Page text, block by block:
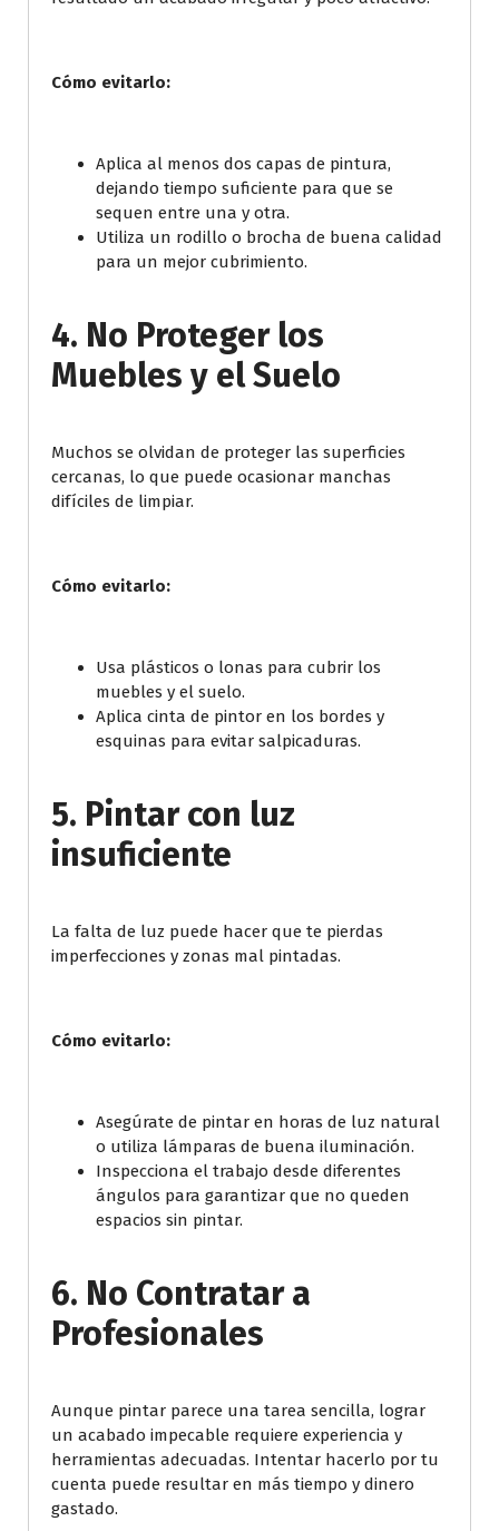
Cómo evitarlo:
Aplica al menos dos capas de pintura,
dejando tiempo suficiente para que se
sequen entre una y otra.
Utiliza un rodillo o brocha de buena calidad
para un mejor cubrimiento.
4. No Proteger los
Muebles y el Suelo
Muchos se olvidan de proteger las superficies
cercanas, lo que puede ocasionar manchas
difíciles de limpiar.
Cómo evitarlo:
Usa plásticos o lonas para cubrir los
muebles y el suelo.
Aplica cinta de pintor en los bordes y
esquinas para evitar salpicaduras.
5. Pintar con luz
insuficiente
La falta de luz puede hacer que te pierdas
imperfecciones y zonas mal pintadas.
Cómo evitarlo:
Asegúrate de pintar en horas de luz natural
o utiliza lámparas de buena iluminación.
Inspecciona el trabajo desde diferentes
ángulos para garantizar que no queden
espacios sin pintar.
6. No Contratar a
Profesionales
Aunque pintar parece una tarea sencilla, lograr
un acabado impecable requiere experiencia y
herramientas adecuadas. Intentar hacerlo por tu
cuenta puede resultar en más tiempo y dinero
gastado.